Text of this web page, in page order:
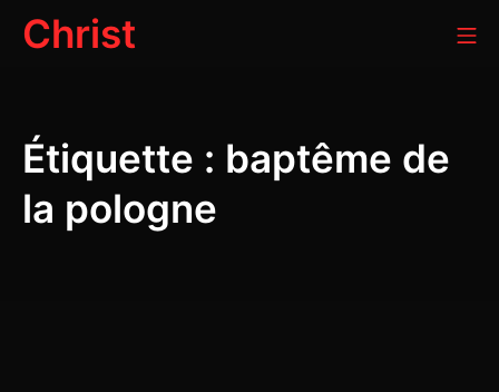
AllerChrist
Étiquette : baptême de
la pologne